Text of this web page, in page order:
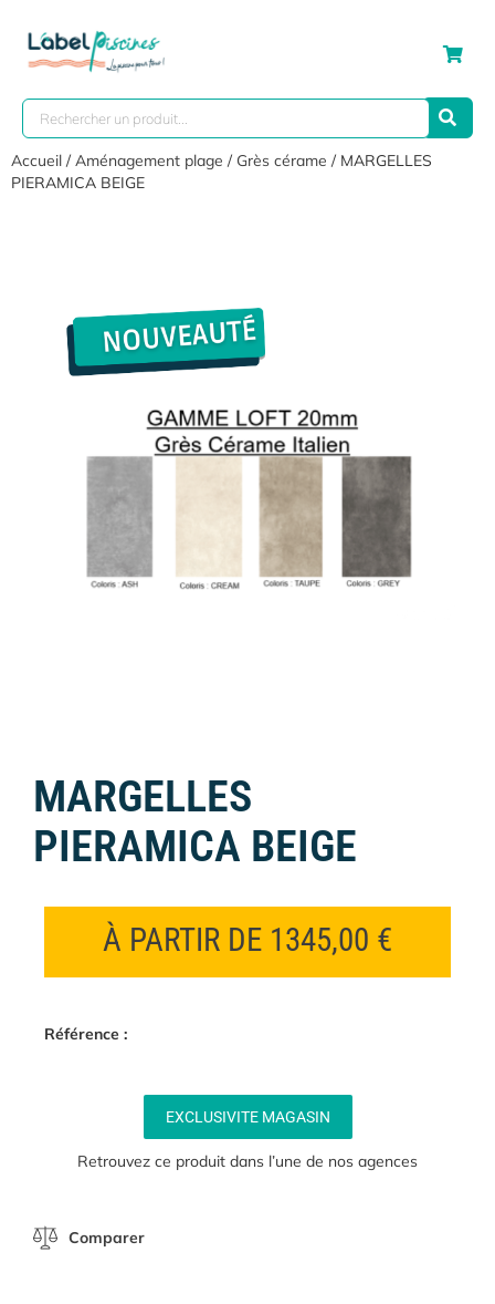
Accueil /Aménagement plage / Grès cérame / MARGELLES
PIERAMICA BEIGE
MARGELLES
PIERAMICA BEIGE
À PARTIR DE 1345,00 €
Référence :
EXCLUSIVITE MAGASIN
Retrouvez ce produit dans l’une de nos agences
Comparer